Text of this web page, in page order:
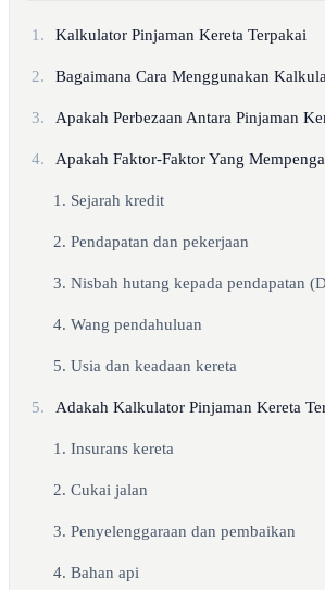
1. Kalkulator Pinjaman Kereta Terpakai
2. Bagaimana Cara Menggunakan
3. Apakah Perbezaan Antara Pinjaman
4. Apakah Faktor-Faktor Yang
1. Sejarah kredit
2. Pendapatan dan pekerjaan
3. Nisbah hutang kepada pendapatan
4. Wang pendahuluan
5. Usia dan keadaan kereta
5. Adakah Kalkulator Pinjaman Kereta
1. Insurans kereta
2. Cukai jalan
3. Penyelenggaraan dan pembaikan
4. Bahan api